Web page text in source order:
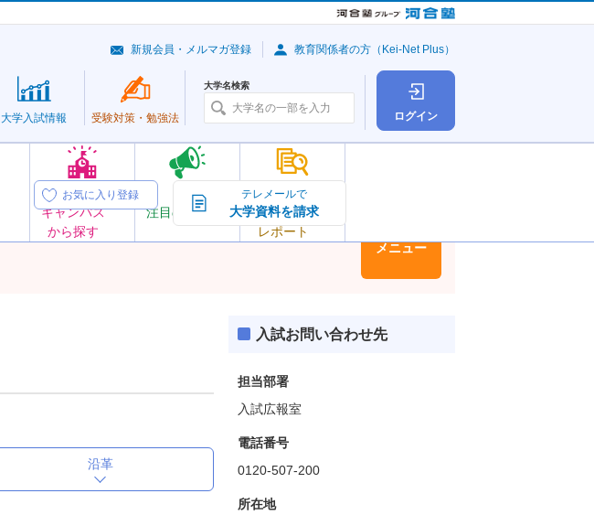
ログイン
オープン
キャンパス
から探す
注目の大学
大学の今
トピック＆
レポート
大学入試情報 受験対策・ 勉強法
大学名検索
新規会員・メルマガ登録 教育関係者の方（Kei-Net Plus）
お気に入り登録 テレメールで
大学資料を請求
メニュー
沿革
入試お問い合わせ先
担当部署
入試広報室
電話番号
0120-507-200
所在地